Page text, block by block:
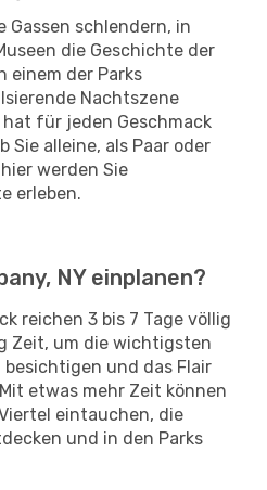
Gassen schlendern, in
die Geschichte der
einem der Parks
Nachtszene
für jeden Geschmack
Sie alleine, als Paar oder
werden Sie
erleben.
NY einplanen?
reichen 3 bis 7 Tage völlig
Zeit, um die wichtigsten
und das Flair
etwas mehr Zeit können
eintauchen, die
und in den Parks